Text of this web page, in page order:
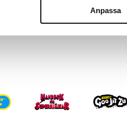
Anpassa